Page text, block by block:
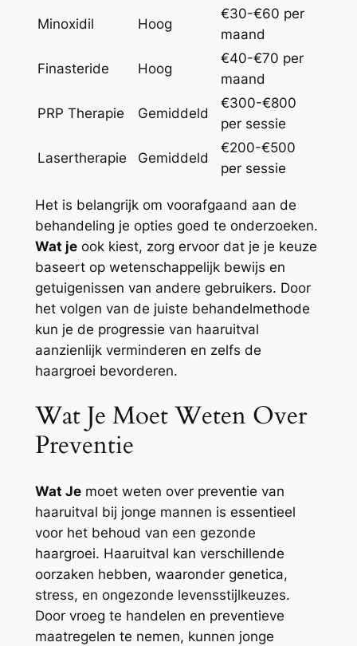
Minoxidil Hoog
€30-€60 per
maand
Finasteride Hoog
€40-€70 per
maand
PRP Therapie Gemiddeld
€300-€800
per sessie
Lasertherapie Gemiddeld
€200-€500
per sessie
Het is belangrijk om voorafgaand aan de
behandeling je opties goed te onderzoeken.
Wat jeook kiest, zorg ervoor dat je je keuze
baseert op wetenschappelijk bewijs en
getuigenissen van andere gebruikers. Door
het volgen van de juiste behandelmethode
kun je de progressie van haaruitval
aanzienlijk verminderen en zelfs de
haargroei bevorderen.
Wat Je Moet Weten Over
Preventie
Wat Jemoet weten over preventie van
haaruitval bij jonge mannen is essentieel
voor het behoud van een gezonde
haargroei. Haaruitval kan verschillende
oorzaken hebben, waaronder genetica,
stress, en ongezonde levensstijlkeuzes.
Door vroeg te handelen en preventieve
maatregelen te nemen, kunnen jonge